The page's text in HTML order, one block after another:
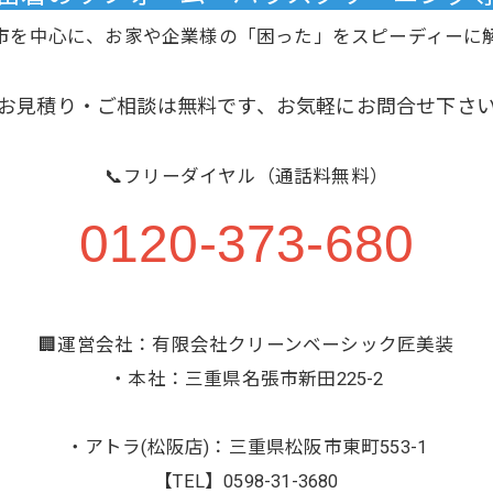
を中心に、お家や企業様の「困った」をスピーディーに
見積り・ご相談は無料です、お気軽にお問合せ下さ
📞フリーダイヤル（通話料無料）
0120-373-680
🏢運営会社：有限会社クリーンベーシック匠美装
・本社：三重県名張市新田225-2
・アトラ(松阪店)：三重県松阪市東町553-1
【TEL】0598-31-3680